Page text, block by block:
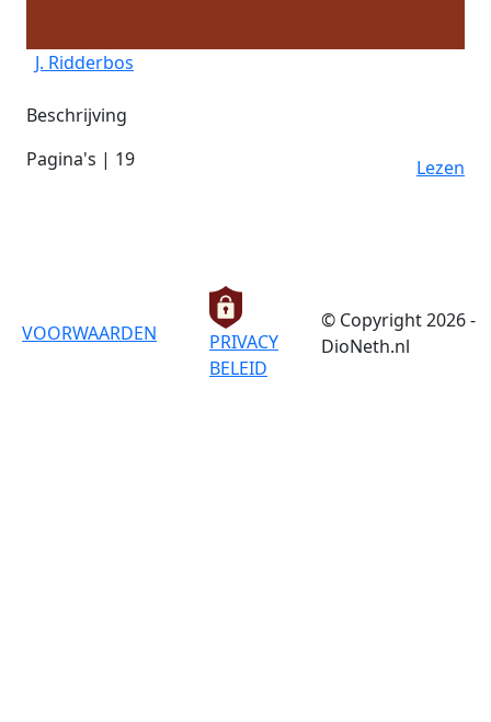
J. Ridderbos
Beschrijving
Pagina's | 19
Lezen
VOORWAARDEN
PRIVACY
BELEID
© Copyright 2026 -
DioNeth.nl